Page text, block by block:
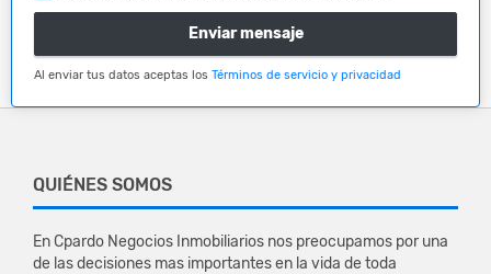
Enviar mensaje
Al enviar tus datos aceptas los Términos de servicio y privacidad
QUIÉNES SOMOS
En Cpardo Negocios Inmobiliarios nos preocupamos por una
de las decisiones mas importantes en la vida de toda